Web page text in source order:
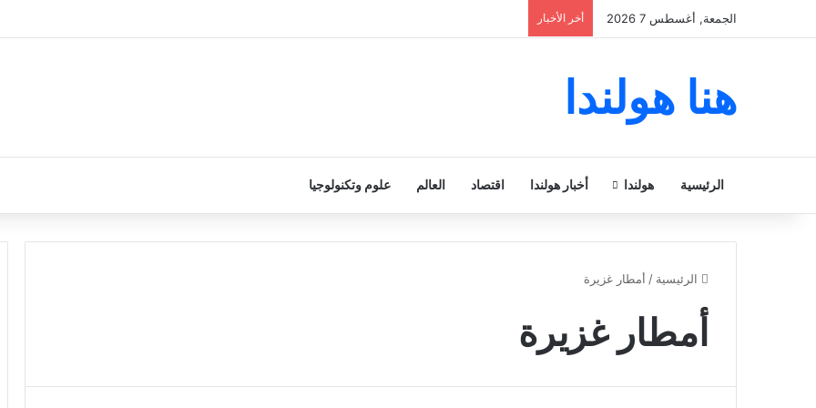
الجمعة, أغسطس 7 2026 أخر الأخبار
هنا هولندا
الرئيسية هولندا أخبار هولندا اقتصاد العالم علوم وتكنولوجيا
الرئيسية / أمطار غزيرة
أمطار غزيرة